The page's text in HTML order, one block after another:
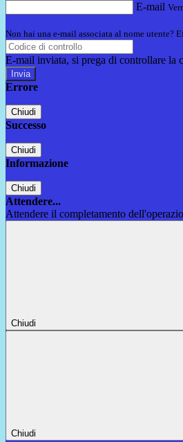
E-mail
Non hai una e-mail associata al nome utente?
E-mail inviata, si prega di controllare la
Errore
Chiudi
Successo
Chiudi
Informazione
Chiudi
Attendere...
Attendere il completamento
Chiudi
Chiudi